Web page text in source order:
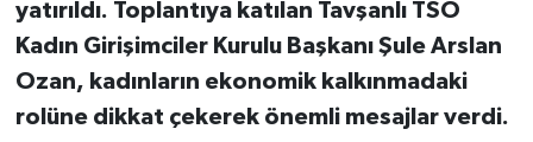
yatırıldı. Toplantıya katılan Tavşanlı TSO
Kadın Girişimciler Kurulu Başkanı Şule Arslan
Ozan, kadınların ekonomik kalkınmadaki
rolüne dikkat çekerek önemli mesajlar verdi.
Vefat Haberleri
Yaşam